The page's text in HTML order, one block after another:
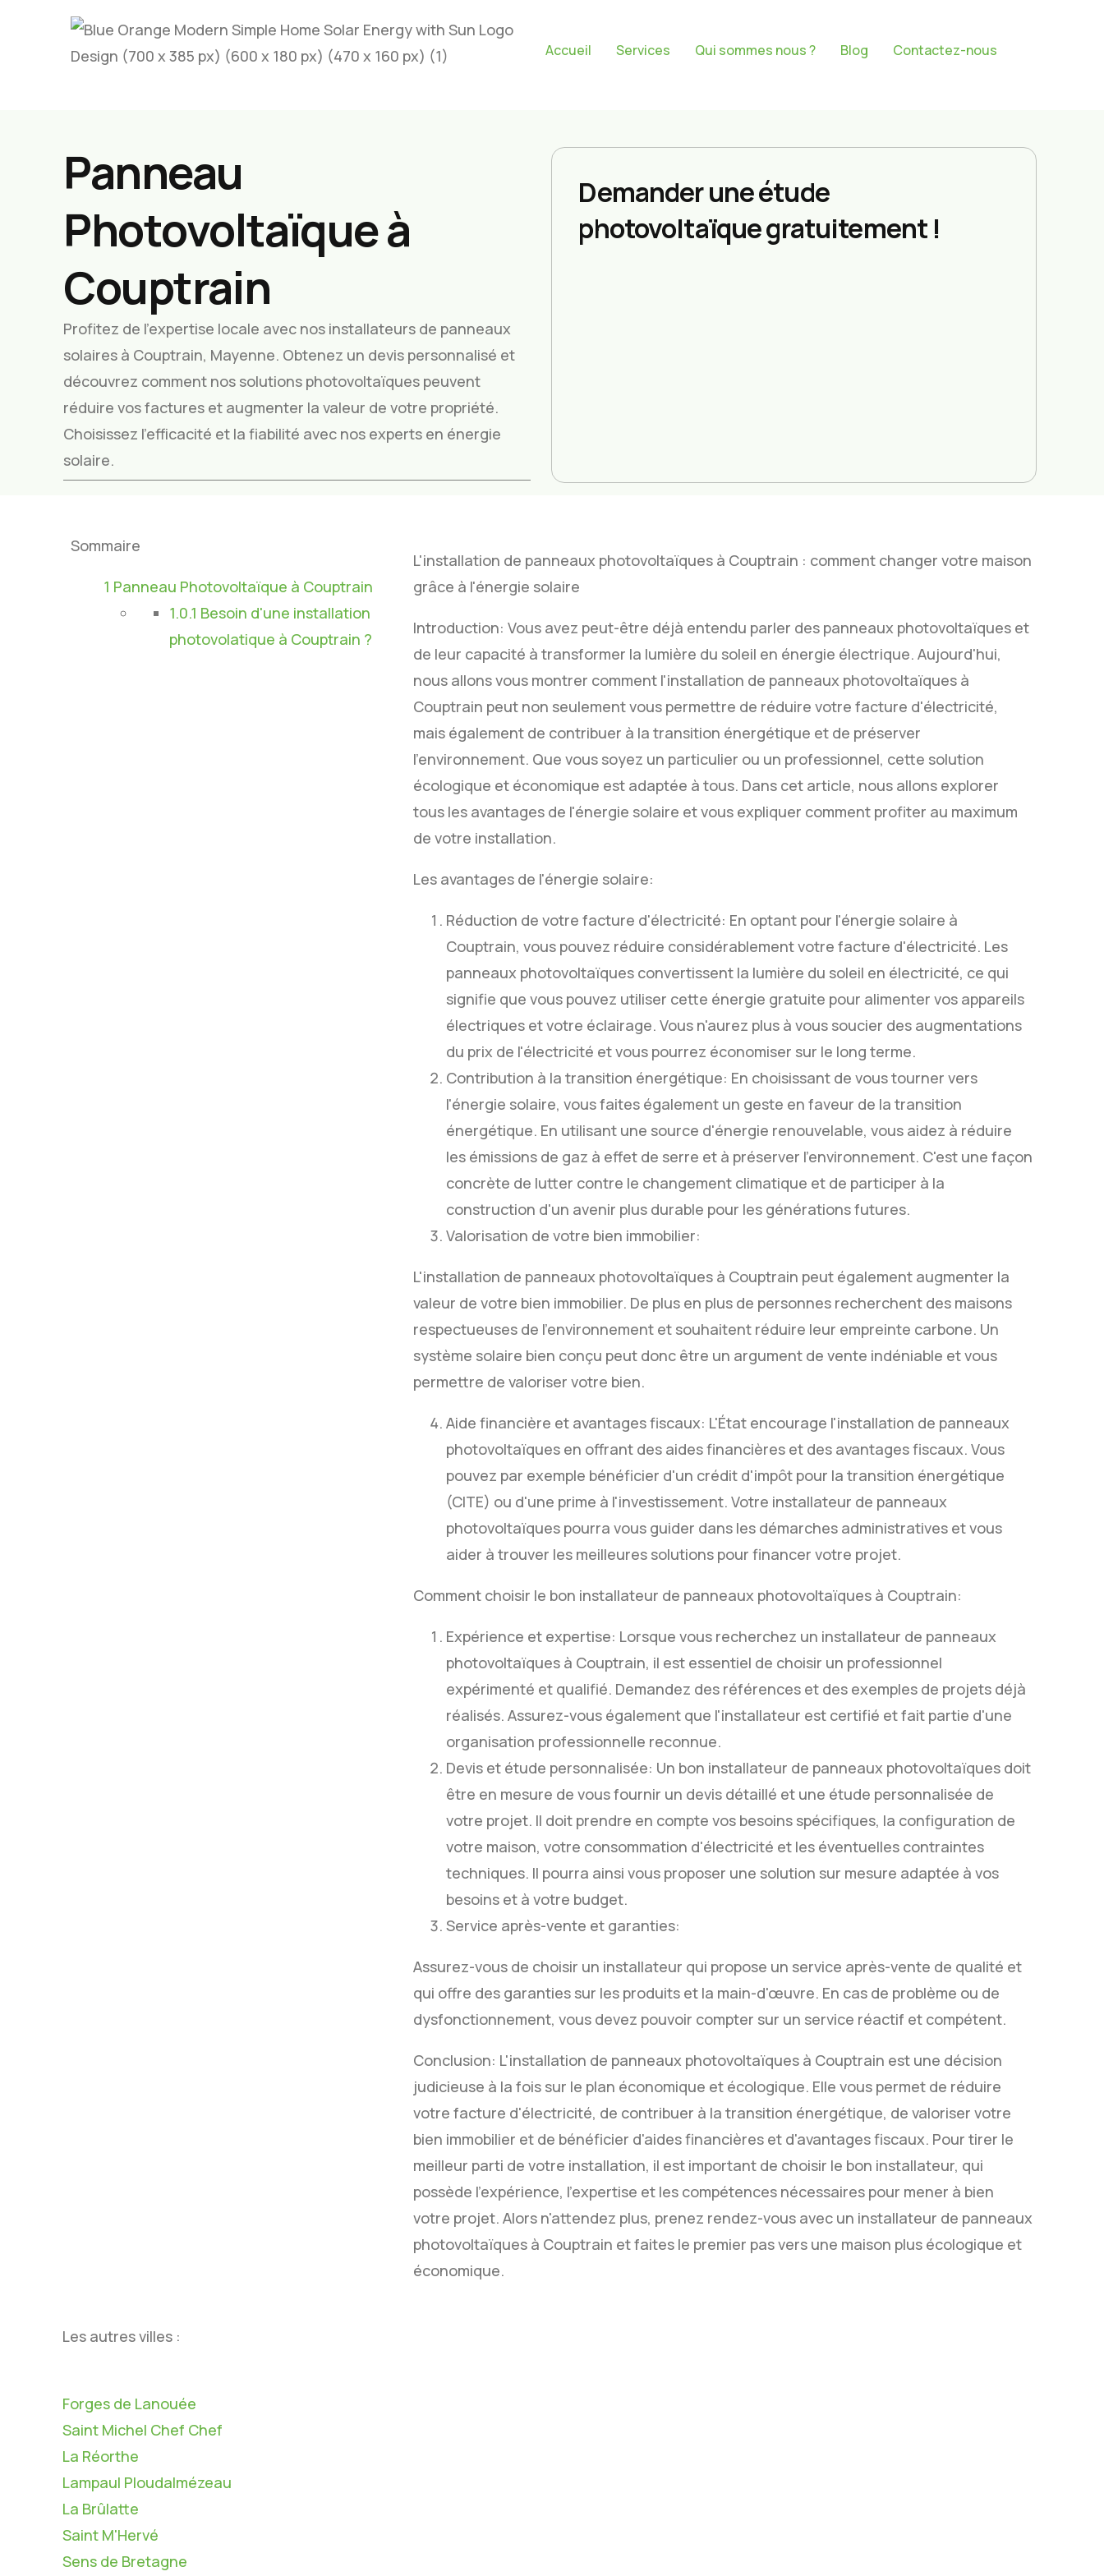
Accueil Services Qui sommes nous ? Blog Contactez-nous
Panneau
Photovoltaïque à
Couptrain
Profitez de l’expertise locale avec nos installateurs de panneaux
solaires à Couptrain, Mayenne. Obtenez un devis personnalisé et
découvrez comment nos solutions photovoltaïques peuvent
réduire vos factures et augmenter la valeur de votre propriété.
Choisissez l’efficacité et la fiabilité avec nos experts en énergie
solaire.
Demander une étude
photovoltaïque gratuitement !
Sommaire
1 Panneau Photovoltaïque à Couptrain
1.0.1 Besoin d'une installation
photovolatique à Couptrain ?
L'installation de panneaux photovoltaïques à Couptrain : comment changer votre maison
grâce à l'énergie solaire
Introduction: Vous avez peut-être déjà entendu parler des panneaux photovoltaïques et
de leur capacité à transformer la lumière du soleil en énergie électrique. Aujourd'hui,
nous allons vous montrer comment l'installation de panneaux photovoltaïques à
Couptrain peut non seulement vous permettre de réduire votre facture d'électricité,
mais également de contribuer à la transition énergétique et de préserver
l'environnement. Que vous soyez un particulier ou un professionnel, cette solution
écologique et économique est adaptée à tous. Dans cet article, nous allons explorer
tous les avantages de l'énergie solaire et vous expliquer comment profiter au maximum
de votre installation.
Les avantages de l'énergie solaire:
Réduction de votre facture d'électricité: En optant pour l'énergie solaire à
Couptrain, vous pouvez réduire considérablement votre facture d'électricité. Les
panneaux photovoltaïques convertissent la lumière du soleil en électricité, ce qui
signifie que vous pouvez utiliser cette énergie gratuite pour alimenter vos appareils
électriques et votre éclairage. Vous n'aurez plus à vous soucier des augmentations
du prix de l'électricité et vous pourrez économiser sur le long terme.
Contribution à la transition énergétique: En choisissant de vous tourner vers
l'énergie solaire, vous faites également un geste en faveur de la transition
énergétique. En utilisant une source d'énergie renouvelable, vous aidez à réduire
les émissions de gaz à effet de serre et à préserver l'environnement. C'est une façon
concrète de lutter contre le changement climatique et de participer à la
construction d'un avenir plus durable pour les générations futures.
Valorisation de votre bien immobilier:
L'installation de panneaux photovoltaïques à Couptrain peut également augmenter la
valeur de votre bien immobilier. De plus en plus de personnes recherchent des maisons
respectueuses de l'environnement et souhaitent réduire leur empreinte carbone. Un
système solaire bien conçu peut donc être un argument de vente indéniable et vous
permettre de valoriser votre bien.
Aide financière et avantages fiscaux: L'État encourage l'installation de panneaux
photovoltaïques en offrant des aides financières et des avantages fiscaux. Vous
pouvez par exemple bénéficier d'un crédit d'impôt pour la transition énergétique
(CITE) ou d'une prime à l'investissement. Votre installateur de panneaux
photovoltaïques pourra vous guider dans les démarches administratives et vous
aider à trouver les meilleures solutions pour financer votre projet.
Comment choisir le bon installateur de panneaux photovoltaïques à Couptrain:
Expérience et expertise: Lorsque vous recherchez un installateur de panneaux
photovoltaïques à Couptrain, il est essentiel de choisir un professionnel
expérimenté et qualifié. Demandez des références et des exemples de projets déjà
réalisés. Assurez-vous également que l'installateur est certifié et fait partie d'une
organisation professionnelle reconnue.
Devis et étude personnalisée: Un bon installateur de panneaux photovoltaïques doit
être en mesure de vous fournir un devis détaillé et une étude personnalisée de
votre projet. Il doit prendre en compte vos besoins spécifiques, la configuration de
votre maison, votre consommation d'électricité et les éventuelles contraintes
techniques. Il pourra ainsi vous proposer une solution sur mesure adaptée à vos
besoins et à votre budget.
Service après-vente et garanties:
Assurez-vous de choisir un installateur qui propose un service après-vente de qualité et
qui offre des garanties sur les produits et la main-d'œuvre. En cas de problème ou de
dysfonctionnement, vous devez pouvoir compter sur un service réactif et compétent.
Conclusion: L'installation de panneaux photovoltaïques à Couptrain est une décision
judicieuse à la fois sur le plan économique et écologique. Elle vous permet de réduire
votre facture d'électricité, de contribuer à la transition énergétique, de valoriser votre
bien immobilier et de bénéficier d'aides financières et d'avantages fiscaux. Pour tirer le
meilleur parti de votre installation, il est important de choisir le bon installateur, qui
possède l'expérience, l'expertise et les compétences nécessaires pour mener à bien
votre projet. Alors n'attendez plus, prenez rendez-vous avec un installateur de panneaux
photovoltaïques à Couptrain et faites le premier pas vers une maison plus écologique et
économique.
Les autres villes :
Forges de Lanouée
Saint Michel Chef Chef
La Réorthe
Lampaul Ploudalmézeau
La Brûlatte
Saint M'Hervé
Sens de Bretagne